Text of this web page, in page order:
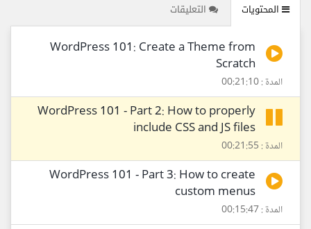
المحتويات التعليقات
WordPress 101: Create a Theme from
Scratch
المدة : 00:21:10
WordPress 101 - Part 2: How to properly
include CSS and JS files
المدة : 00:21:55
WordPress 101 - Part 3: How to create
custom menus
المدة : 00:15:47